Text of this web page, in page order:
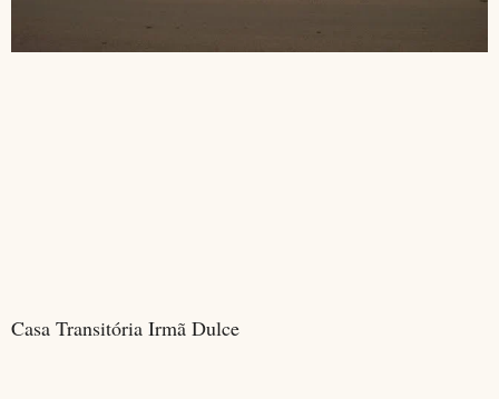
Casa Transitória Irmã Dulce